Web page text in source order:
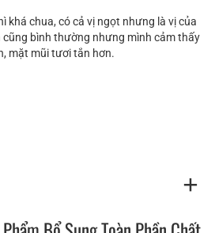
khá chua, có cả vị ngọt nhưng là vị của
bình thường nhưng mình cảm thấy
mặt mũi tươi tắn hơn.